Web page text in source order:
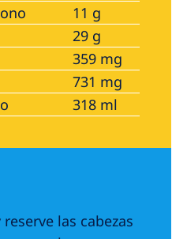
11 g
29 g
359 mg
731 mg
318 ml
las cabezas